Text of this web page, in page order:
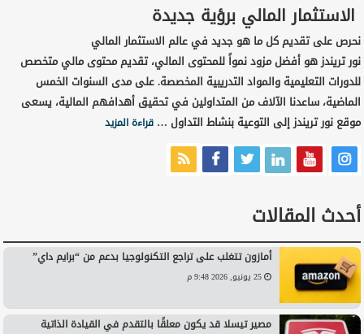
الاستثمار المالي برؤية جديدة
نحرص على تقديم كل ما هو جديد في عالم الاستثمار المالي
نور تريندز هو أفضل مزود نمواً للمحتوى المالي، تقديم محتوى مالي متخصص
للدورات التعليمية والمواد التدريبية المخصصة. على مدى السنوات الخمس
الماضية، ساعدنا الآلاف من المتداولين في تحقيق أهدافهم المالية، يسعى
موقع نور تريندز إلى التوعية بنشاط التداول …قراءة المزيد
أحدث المقالات
أمازون تتغلب على تراجع التكنولوجيا بدعم من “برايم داي”
25 يونيو, 2026 9:48 م
مصير تيسلا قد يكون معلقًا بالتقدم في القيادة الذاتية